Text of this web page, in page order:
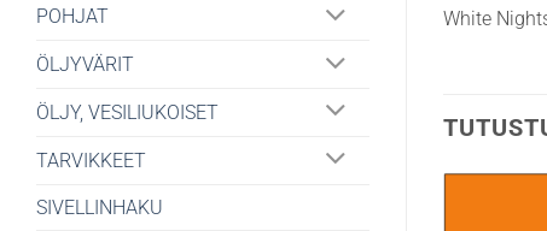
POHJAT
ÖLJYVÄRIT
ÖLJY, VESILIUKOISET
TARVIKKEET
SIVELLINHAKU
White